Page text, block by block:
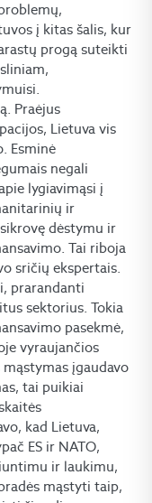
į kitas šalis, kur
progą suteikti
Praėjus
Lietuva vis
Esminė
negali
lygiavimąsi į
ir
dėstymu ir
Tai riboja
sričių ekspertais.
prarandanti
sektorius. Tokia
pasekmė,
vyraujančios
įgaudavo
tai puikiai
kad Lietuva,
ES ir NATO,
ir laukimu,
mąstyti taip,